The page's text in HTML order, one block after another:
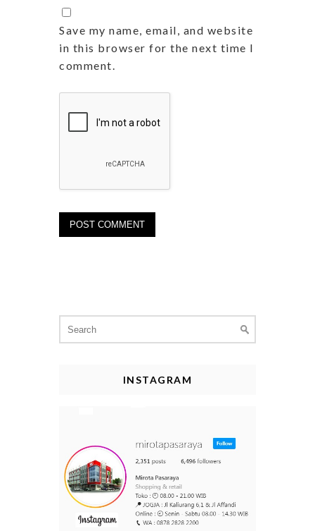
Save my name, email, and website
in this browser for the next time I
comment.
for:
INSTAGRAM